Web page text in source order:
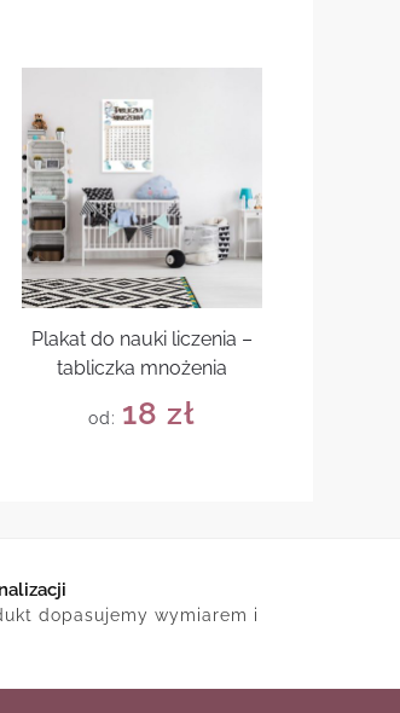
Plakat do nauki liczenia –
tabliczka mnożenia
od: 18zł
dopasujemy wymiarem i